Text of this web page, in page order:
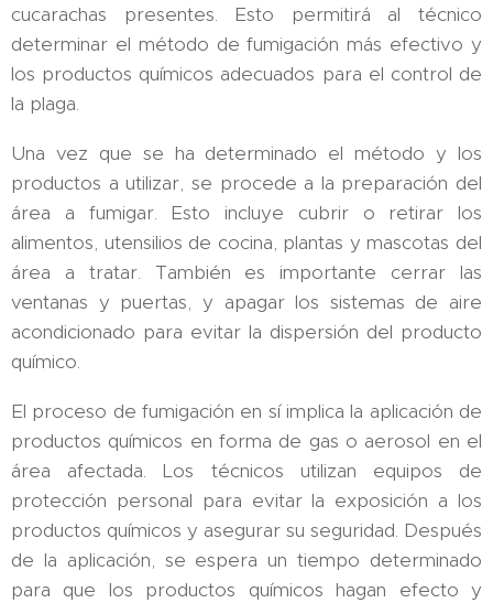
cucarachas presentes. Esto permitirá al técnico
determinar el método de fumigación más efectivo y
los productos químicos adecuados para el control de
la plaga.
Una vez que se ha determinado el método y los
productos a utilizar, se procede a la preparación del
área a fumigar. Esto incluye cubrir o retirar los
alimentos, utensilios de cocina, plantas y mascotas del
área a tratar. También es importante cerrar las
ventanas y puertas, y apagar los sistemas de aire
acondicionado para evitar la dispersión del producto
químico.
El proceso de fumigación en sí implica la aplicación de
productos químicos en forma de gas o aerosol en el
área afectada. Los técnicos utilizan equipos de
protección personal para evitar la exposición a los
productos químicos y asegurar su seguridad. Después
de la aplicación, se espera un tiempo determinado
para que los productos químicos hagan efecto y